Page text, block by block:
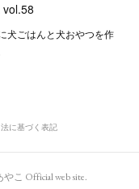
犬ごはんと犬おやつを作
に基づく表記
こ Official web site.